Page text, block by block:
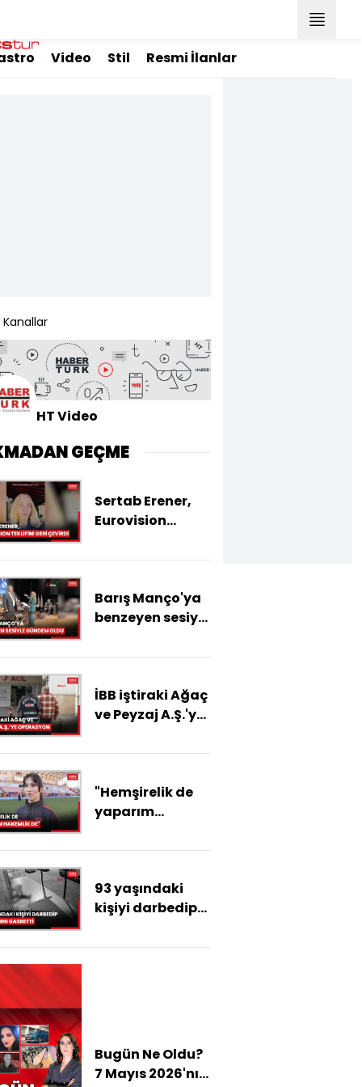
Video Stil Resmi İlanlar
HT Video
GEÇME
Sertab Erener,
Eurovision
çevirdi
Barış Manço'ya
benzeyen sesiyle
"90'lar ruhunu
yansıttı"
İBB iştiraki Ağaç
ve Peyzaj A.Ş.'ye
gözaltı
"Hemşirelik de
yaparım
93 yaşındaki
kişiyi darbedip
gasbetti
Bugün Ne Oldu?
7 Mayıs 2026'nın